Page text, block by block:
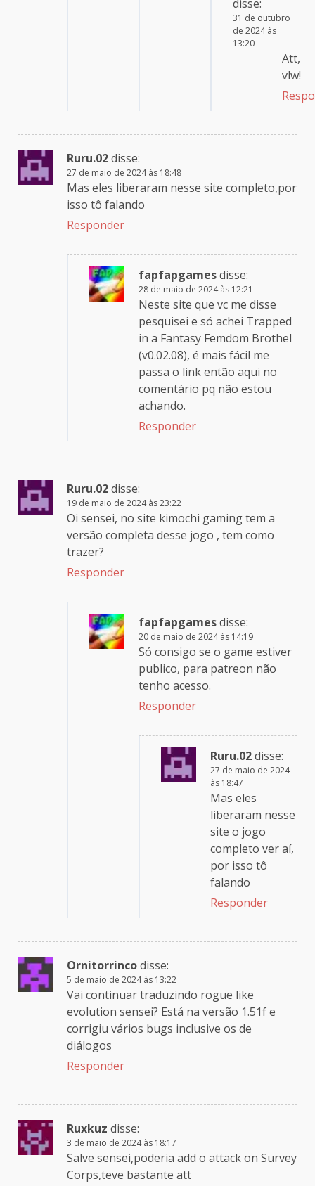
disse:
31 de outubro
de 2024 às
13:20
Att,
vlw!
Ruru.02disse:
27 de maio de 2024 às 18:48
Mas eles liberaram nesse site completo,por
isso tô falando
Responder
fapfapgamesdisse:
28 de maio de 2024 às 12:21
Neste site que vc me disse
pesquisei e só achei Trapped
in a Fantasy Femdom Brothel
(v0.02.08), é mais fácil me
passa o link então aqui no
comentário pq não estou
achando.
Responder
Ruru.02disse:
19 de maio de 2024 às 23:22
Oi sensei, no site kimochi gaming tem a
versão completa desse jogo , tem como
trazer?
Responder
fapfapgamesdisse:
20 de maio de 2024 às 14:19
Só consigo se o game estiver
publico, para patreon não
tenho acesso.
Responder
Ruru.02disse:
27 de maio de 2024
às 18:47
Mas eles
liberaram nesse
site o jogo
completo ver aí,
por isso tô
falando
Responder
Ornitorrincodisse:
5 de maio de 2024 às 13:22
Vai continuar traduzindo rogue like
evolution sensei? Está na versão 1.51f e
corrigiu vários bugs inclusive os de
diálogos
Responder
Ruxkuz disse:
3 de maio de 2024 às 18:17
Salve sensei,poderia add o attack on Survey
Corps,teve bastante att